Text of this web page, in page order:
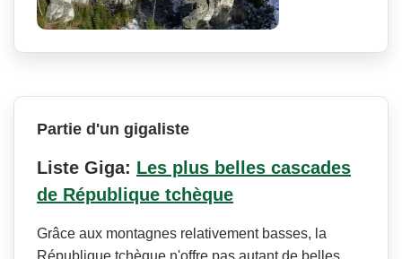
Partie d'un gigaliste
Liste Giga: Les plus belles cascades
de République tchèque
Grâce aux montagnes relativement basses, la
République tchèque n'offre pas autant de belles